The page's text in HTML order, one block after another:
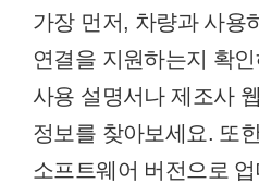
가장 먼저, 차량과 사용
연결을 지원하는지 확
사용 설명서나 제조사
정보를 찾아보세요. 또
소프트웨어 버전으로 업